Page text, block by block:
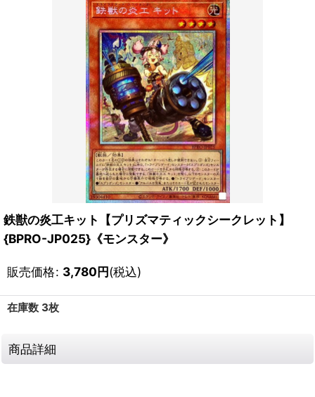
鉄獣の炎工キット【プリズマティックシークレット】
{BPRO-JP025}《モンスター》
販売価格: 3,780円(税込)
在庫数 3枚
商品詳細